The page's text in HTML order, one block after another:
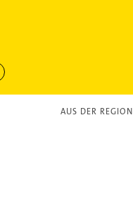
AUS DER REGION